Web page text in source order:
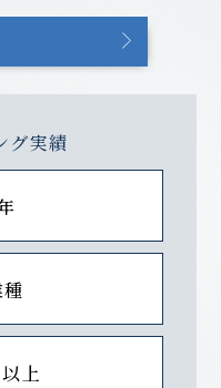
グ実績
上